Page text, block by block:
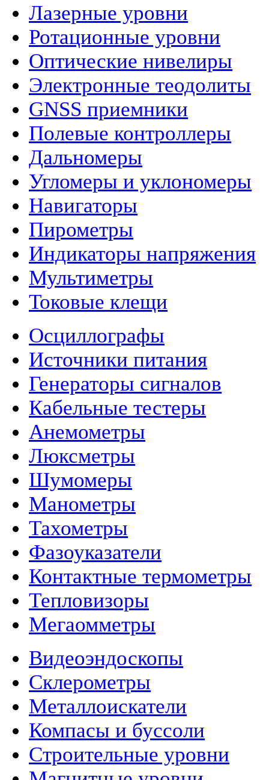
Лазерные уровни
Ротационные уровни
Оптические нивелиры
Электронные теодолиты
GNSS приемники
Полевые контроллеры
Дальномеры
Угломеры и уклономеры
Навигаторы
Пирометры
Индикаторы напряжения
Мультиметры
Токовые клещи
Осциллографы
Источники питания
Генераторы сигналов
Кабельные тестеры
Анемометры
Люксметры
Шумомеры
Манометры
Тахометры
Фазоуказатели
Контактные термометры
Тепловизоры
Мегаомметры
Видеоэндоскопы
Склерометры
Металлоискатели
Компасы и буссоли
Строительные уровни